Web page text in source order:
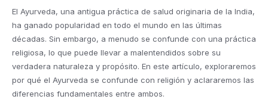
El Ayurveda, una antigua práctica de salud originaria de la India,
ha ganado popularidad en todo el mundo en las últimas
décadas. Sin embargo, a menudo se confunde con una práctica
religiosa, lo que puede llevar a malentendidos sobre su
verdadera naturaleza y propósito. En este artículo, exploraremos
por qué el Ayurveda se confunde con religión y aclararemos las
diferencias fundamentales entre ambos.